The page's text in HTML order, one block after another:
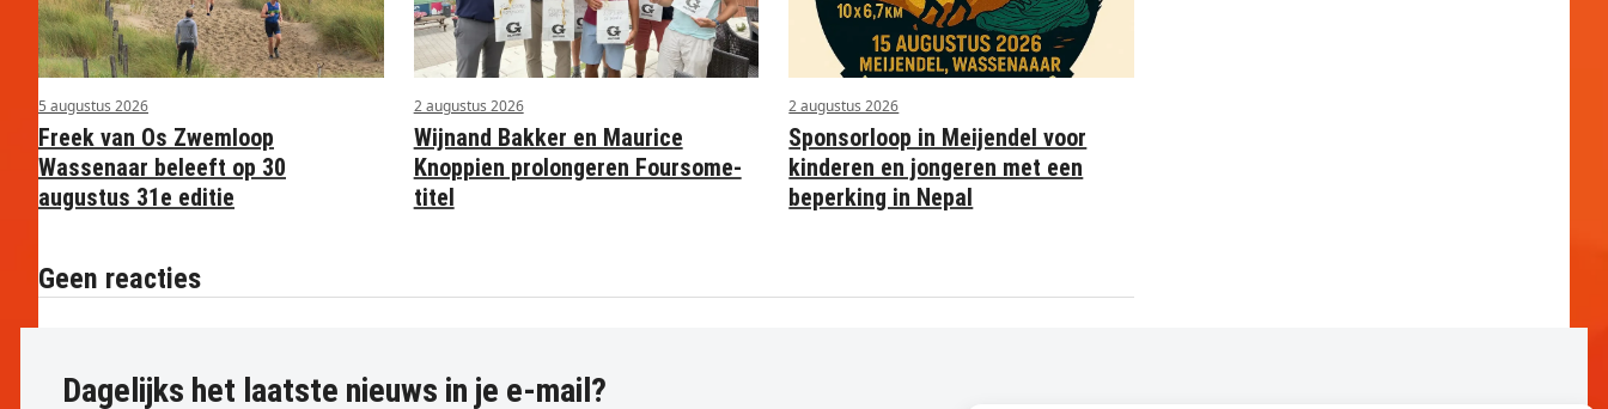
5 augustus 2026
Freek van Os Zwemloop
Wassenaar beleeft op 30
augustus 31e editie
2 augustus 2026
Wijnand Bakker en Maurice
Knoppien prolongeren Foursome-
titel
2 augustus 2026
Sponsorloop in Meijendel voor
kinderen en jongeren met een
beperking in Nepal
Geen reacties
Dagelijks het laatste nieuws in je e-mail?